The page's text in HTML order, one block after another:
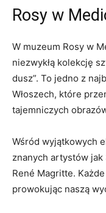
Rosy w
W muzeum⁢ Rosy w
niezwykłą kolekcję
dusz”. ‍To jedno z
⁢Włoszech, które
tajemniczych
Wśród wyjątkowych
znanych artystów jak
René Magritte.
prowokując ‌naszą‍